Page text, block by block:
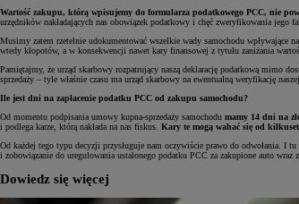
Wartość zakupu, którą wpisujemy do formularza podatkowego PCC, nie
urzędników nakładających nas obowiązek podatkowy i chęć zweryfikowania jego
Musimy zatem rzetelnie udokumentować wszelkie wady samochodu wpływające
wtedy kłopotów, a w konsekwencji nawet kary finansowej z tytułu zaniżania
Pamiętajmy, że urząd skarbowy rozpatrujący naszą deklarację podatkową mimo
sprzedaży – tyle właśnie czasu ma urząd skarbowy na ewentualną weryfikację
Ile jest dni na zapłacenie podatku PCC od zakupu samochodu?
Od momentu podpisania umowy kupna-sprzedaży samochodu mamy 14 dni na
i podlega karze, którą nakłada na nas fiskus. Kary te mogą wahać się od
Od każdej tego typu decyzji przysługuje nam oczywiście prawo do odwołania. I
i zobowiązanie do uregulowania ustalonego podatku PCC za zakupione auto wraz
Dowiedz się więcej